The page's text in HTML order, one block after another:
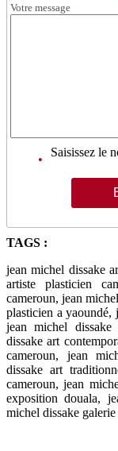
Votre message
•
Saisissez le
TAGS :
jean michel dissake
artiste plasticien
cameroun, jean
plasticien a yaoundé,
jean michel dissake
dissake art
cameroun, jean
dissake art
cameroun, jean
exposition douala,
michel dissake